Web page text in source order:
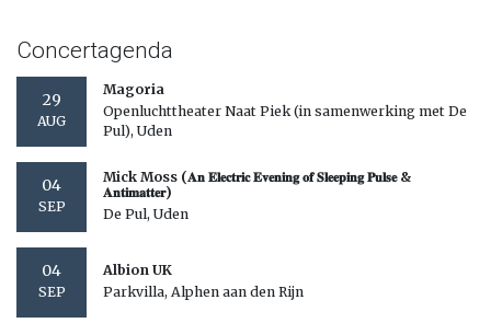
Concertagenda
29
AUG
Magoria
Openluchttheater Naat Piek (in samenwerking met De
Pul), Uden
04
SEP
Mick Moss (𝐀𝐧 𝐄𝐥𝐞𝐜𝐭𝐫𝐢𝐜 𝐄𝐯𝐞𝐧𝐢𝐧𝐠 𝐨𝐟 𝐒𝐥𝐞𝐞𝐩𝐢𝐧𝐠 𝐏𝐮𝐥𝐬𝐞 &
𝐀𝐧𝐭𝐢𝐦𝐚𝐭𝐭𝐞𝐫)
De Pul, Uden
04
SEP
Albion UK
Parkvilla, Alphen aan den Rijn